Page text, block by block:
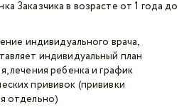
Заказчика в возрасте от 1 года до
индивидуального врача,
индивидуальный план
лечения ребенка и график
прививок (прививки
отдельно)